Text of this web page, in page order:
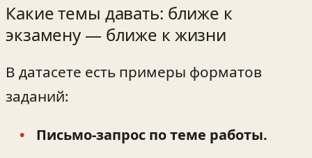
Какие темы давать: ближе к
экзамену — ближе к жизни
В датасете есть примеры форматов
заданий:
Письмо‑запрос по теме работы.